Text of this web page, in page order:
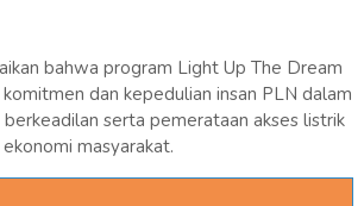
bahwa program Light Up The Dream
dan kepedulian insan PLN dalam
serta pemerataan akses listrik
masyarakat.